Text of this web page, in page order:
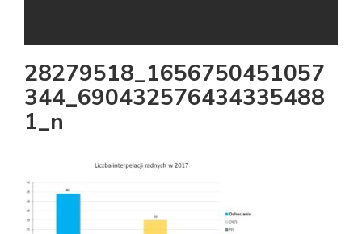
28279518_1656750451057
344_690432576434335488
1_n